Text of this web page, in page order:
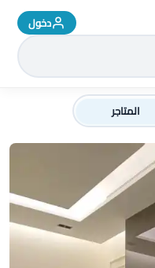
دخول
المتاجر